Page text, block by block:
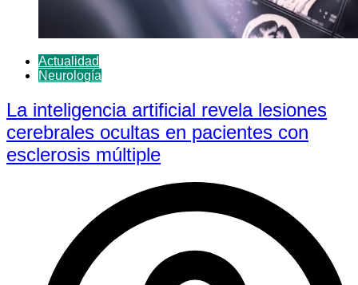
Actualidad
Neurología
La inteligencia artificial revela lesiones
cerebrales ocultas en pacientes con
esclerosis múltiple